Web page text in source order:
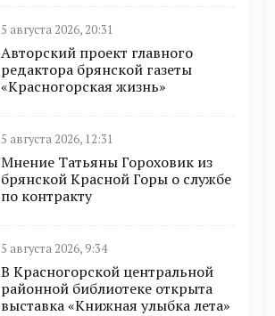
5 августа 2026, 20:31
Авторский проект главного
редактора брянской газеты
«Красногорская жизнь»
5 августа 2026, 12:31
Мнение Татьяны Гороховик из
брянской Красной Горы о службе
по контракту
5 августа 2026, 9:34
В Красногорской центральной
районной библиотеке открыта
выставка «Книжная улыбка лета»